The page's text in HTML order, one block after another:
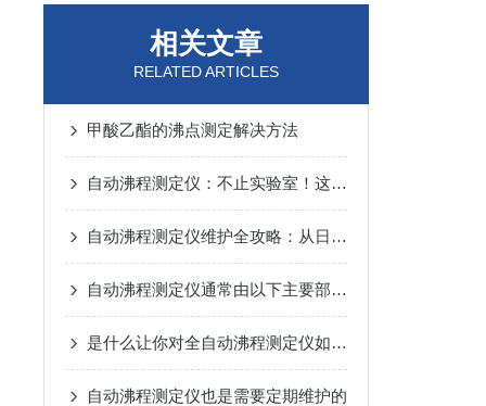
相关文章
RELATED ARTICLES
甲酸乙酯的沸点测定解决方法
自动沸程测定仪：不止实验室！这些关键领域都在用它“精准控温”
自动沸程测定仪维护全攻略：从日常养护到故障预防，一步到位！
自动沸程测定仪通常由以下主要部件组成
是什么让你对全自动沸程测定仪如此看好的
自动沸程测定仪也是需要定期维护的